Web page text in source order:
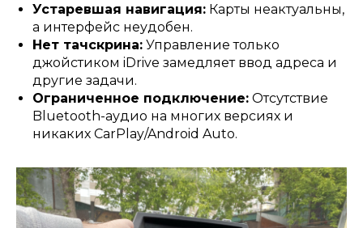
Устаревшая навигация: Карты неактуальны,
а интерфейс неудобен.
Нет тачскрина: Управление только
джойстиком iDrive замедляет ввод адреса и
другие задачи.
Ограниченное подключение: Отсутствие
Bluetooth-аудио на многих версиях и
никаких CarPlay/Android Auto.